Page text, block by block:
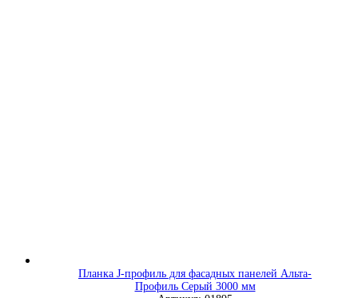
Планка J-профиль для фасадных панелей Альта-
Профиль Серый 3000 мм